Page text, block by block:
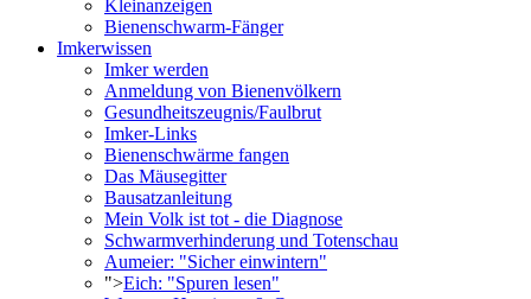
Kleinanzeigen
Bienenschwarm-Fänger
Imkerwissen
Imker werden
Anmeldung von Bienenvölkern
Gesundheitszeugnis/Faulbrut
Imker-Links
Bienenschwärme fangen
Das Mäusegitter
Bausatzanleitung
Mein Volk ist tot - die Diagnose
Schwarmverhinderung und Totenschau
Aumeier: "Sicher einwintern"
">Eich: "Spuren lesen"